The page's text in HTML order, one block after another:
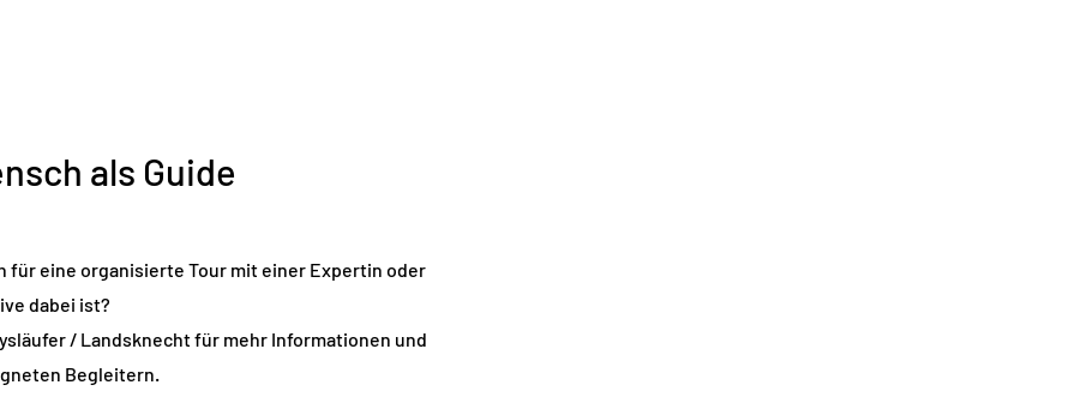
als Guide
für eine organisierte Tour mit einer Expertin oder
dabei ist?
/ Landsknecht für mehr Informationen und
Begleitern.